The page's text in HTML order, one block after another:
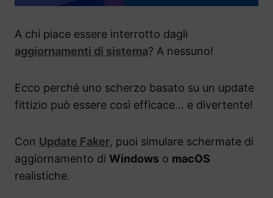
A chi piace essere interrotto dagli
aggiornamenti di sistema? A nessuno!
Ecco perché uno scherzo basato su un update
fittizio può essere così efficace… e divertente!
Con Update Faker, puoi simulare schermate di
aggiornamento di Windows o macOS
realistiche.